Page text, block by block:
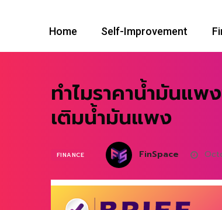
Home Self-Improvement
ทำไมราคาน้ำมันแพ
เติมน้ำมันแพง
FinSpace